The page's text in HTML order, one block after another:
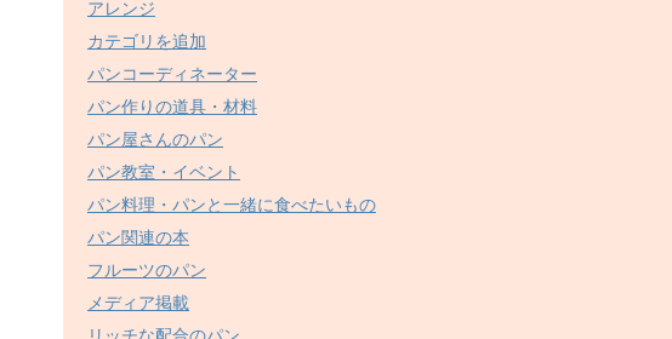
アレンジ
カテゴリを追加
パンコーディネーター
パン作りの道具・材料
パン屋さんのパン
パン教室・イベント
パン料理・パンと一緒に食べたいもの
パン関連の本
フルーツのパン
メディア掲載